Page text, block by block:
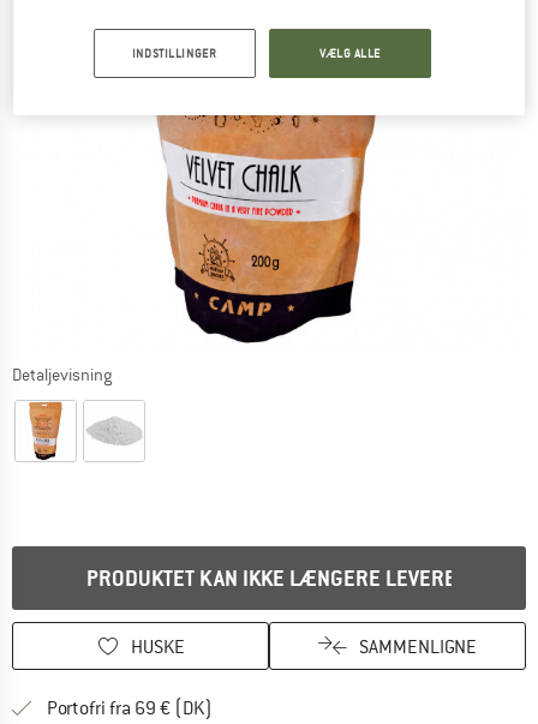
Detaljevisning
PRODUKTET KAN IKKE LÆNGERE LEVERES
HUSKE SAMMENLIGNE
Portofri fra 69 € (DK)
INDSTILLINGER VÆLG ALLE